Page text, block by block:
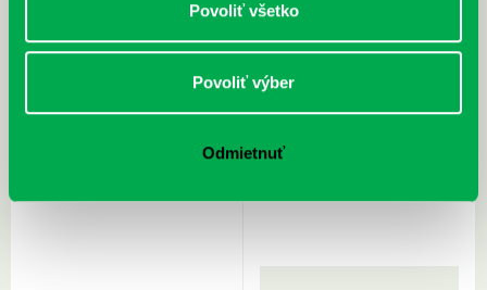
Povoliť všetko
Povoliť výber
Odmietnuť
Sprievodca po hviezdnej oblohe
kompletný sprievodca